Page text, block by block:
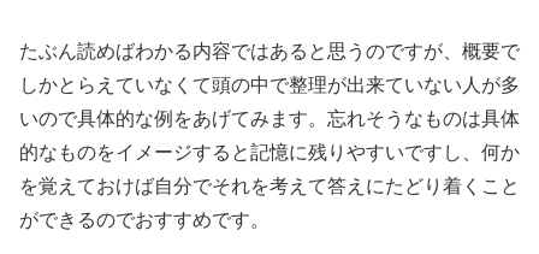
たぶん読めばわかる内容ではあると思うのですが、概要で
しかとらえていなくて頭の中で整理が出来ていない人が多
いので具体的な例をあげてみます。忘れそうなものは具体
的なものをイメージすると記憶に残りやすいですし、何か
を覚えておけば自分でそれを考えて答えにたどり着くこと
ができるのでおすすめです。